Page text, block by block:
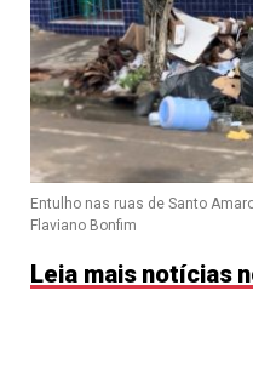
Entulho nas ruas de Santo
Flaviano Bonfim
Leia mais notícias